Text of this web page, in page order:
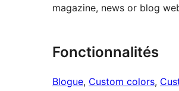
magazine, news or blog
Fonctionnalités
Blogue, Custom colors,